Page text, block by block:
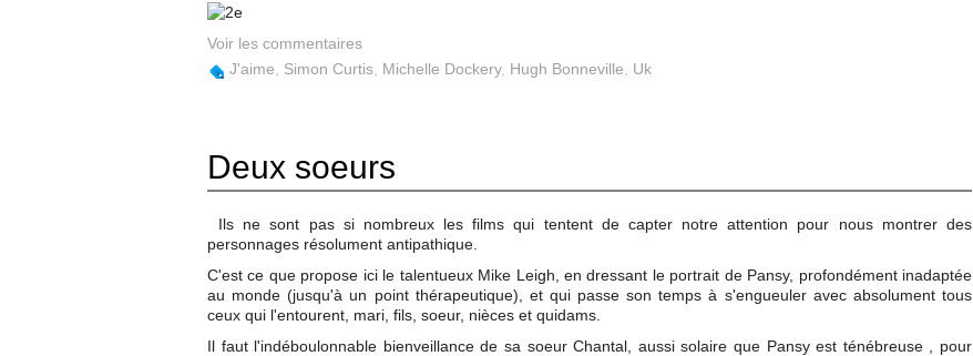
Voir les commentaires
J'aime
Simon Curtis Michelle Dockery, Hugh Bonneville Uk
Deux soeurs
Ils ne sont pas si nombreux les films qui tentent de capter notre attention pour nous montrer des
personnages résolument antipathique.
C'est ce que propose ici le talentueux Mike Leigh, en dressant le portrait de Pansy, profondément inadaptée
au monde (jusqu'à un point thérapeutique), et qui passe son temps à s'engueuler avec absolument tous
ceux qui l'entourent, mari, fils, soeur, nièces et quidams.
Il faut l'indéboulonnable bienveillance de sa soeur Chantal, aussi solaire que Pansy est ténébreuse , pour